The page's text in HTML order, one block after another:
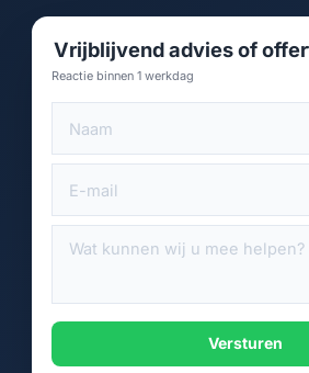
Vrijblijvend advies of
Reactie binnen 1 werkdag
Versturen